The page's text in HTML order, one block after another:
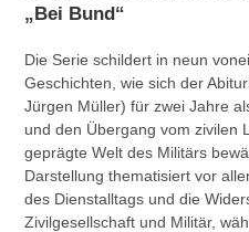
„Bei Bund“
Die Serie schildert in neun
Geschichten, wie sich der
Jürgen Müller) für zwei Jahre
und den Übergang vom zivilen
geprägte Welt des Militärs
Darstellung thematisiert vor
des Dienstalltags und die
Zivilgesellschaft und Militär,